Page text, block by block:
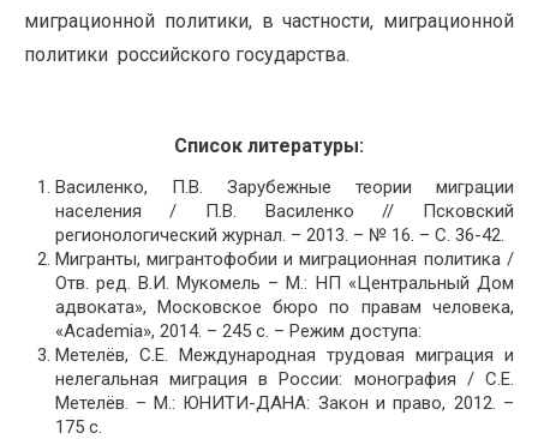
миграционной политики, в частности, миграционной
политики российского государства.
Список литературы:
Василенко, П.В. Зарубежные теории миграции
населения / П.В. Василенко // Псковский
регионологический журнал. – 2013. – № 16. – С. 36-42.
Мигранты, мигрантофобии и миграционная политика /
Отв. ред. В.И. Мукомель – М.: НП «Центральный Дом
адвоката», Московское бюро по правам человека,
«Academia», 2014. – 245 с. – Режим доступа:
Метелёв, С.Е. Международная трудовая миграция и
нелегальная миграция в России: монография / С.Е.
Метелёв. – М.: ЮНИТИ-ДАНА: Закон и право, 2012. –
175 с.